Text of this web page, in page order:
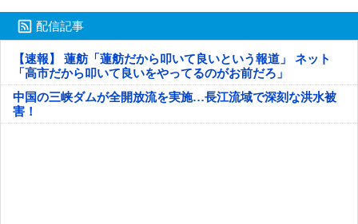
配信記事
【速報】 蓮舫「蓮舫だから叩いて良いという報道」 ネット
「高市だから叩いて良いをやってるのがお前だろ」
中国の三峡ダムが全開放流を実施…長江流域で深刻な洪水被
害！